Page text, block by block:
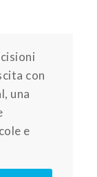
con
una
e